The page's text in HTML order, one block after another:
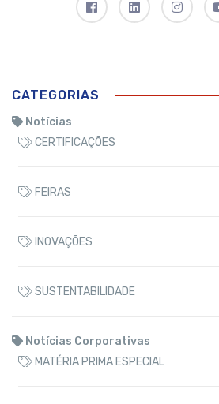
CATEGORIAS
Notícias
CERTIFICAÇÕES
FEIRAS
INOVAÇÕES
SUSTENTABILIDADE
Notícias Corporativas
MATÉRIA PRIMA ESPECIAL